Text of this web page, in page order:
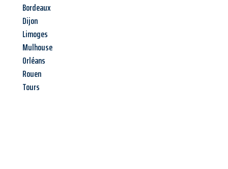
Bordeaux
Dijon
Limoges
Mulhouse
Orléans
Rouen
Tours